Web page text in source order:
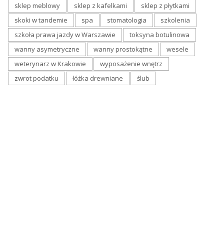
sklep meblowy
sklep z kafelkami
sklep z płytkami
skoki w tandemie
spa stomatologia
szkolenia
szkoła prawa jazdy w Warszawie
toksyna botulinowa
wanny asymetryczne
wanny prostokątne
wesele
weterynarz w Krakowie
wyposażenie wnętrz
zwrot podatku
łóżka drewniane ślub